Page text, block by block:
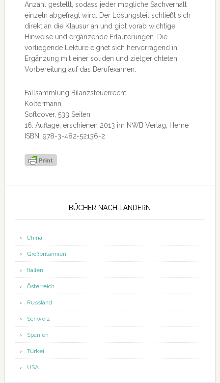
Anzahl gestellt, sodass jeder mögliche Sachverhalt
einzeln abgefragt wird. Der Lösungsteil schließt sich
direkt an die Klausur an und gibt vorab wichtige
Hinweise und ergänzende Erläuterungen. Die
vorliegende Lektüre eignet sich hervorragend in
Ergänzung mit einer soliden und zielgerichteten
Vorbereitung auf das Berufexamen.
Fallsammlung Bilanzsteuerrecht
Koltermann
Softcover, 533 Seiten
16. Auflage, erschienen 2013 im NWB Verlag, Herne
ISBN: 978-3-482-52136-2
BÜCHER NACH LÄNDERN
China
Großbritannien
Italien
Österreich
Russland
Schweiz
Spanien
Türkei
USA